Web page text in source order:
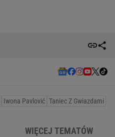
Iwona Pavlović Taniec Z Gwiazdami
WIĘCEJ TEMATÓW